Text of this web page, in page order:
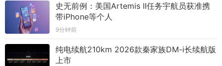
史无前例：美国Artemis II任务宇航员获准携
带iPhone等个人
9分钟前
纯电续航210km 2026款秦家族DM-i长续航版
上市